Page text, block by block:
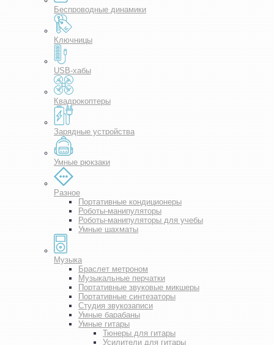
Беспроводные динамики
Ключницы
USB-хабы
Квадрокоптеры
Зарядные устройства
Умные рюкзаки
Разное
Портативные кондиционеры
Роботы-манипуляторы
Роботы-манипуляторы для учебы
Умные шахматы
Музыка
Браслет метроном
Музыкальные перчатки
Портативные звуковые микшеры
Портативные синтезаторы
Студия звукозаписи
Умные барабаны
Умные гитары
Тюнеры для гитары
Усилители для гитары